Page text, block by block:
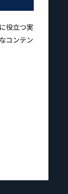
役立つ実
コンテン